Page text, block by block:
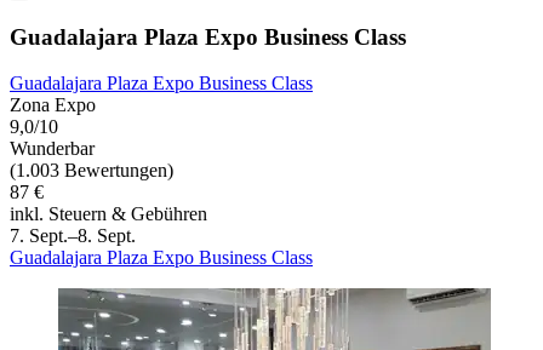
Guadalajara Plaza Expo Business Class
Guadalajara Plaza Expo Business Class
Zona Expo
9,0/10
Wunderbar
(1.003 Bewertungen)
87 €
inkl. Steuern & Gebühren
7. Sept.–8. Sept.
Guadalajara Plaza Expo Business Class